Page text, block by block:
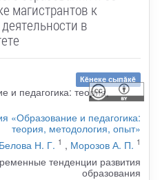
магистрантов к
в
Кĕнеке сыпăкĕ
«Образование и педагогика:
теория, методология, опыт»
Белова Н. Г. 1 , Морозов А. П. 1
тенденции развития
образования